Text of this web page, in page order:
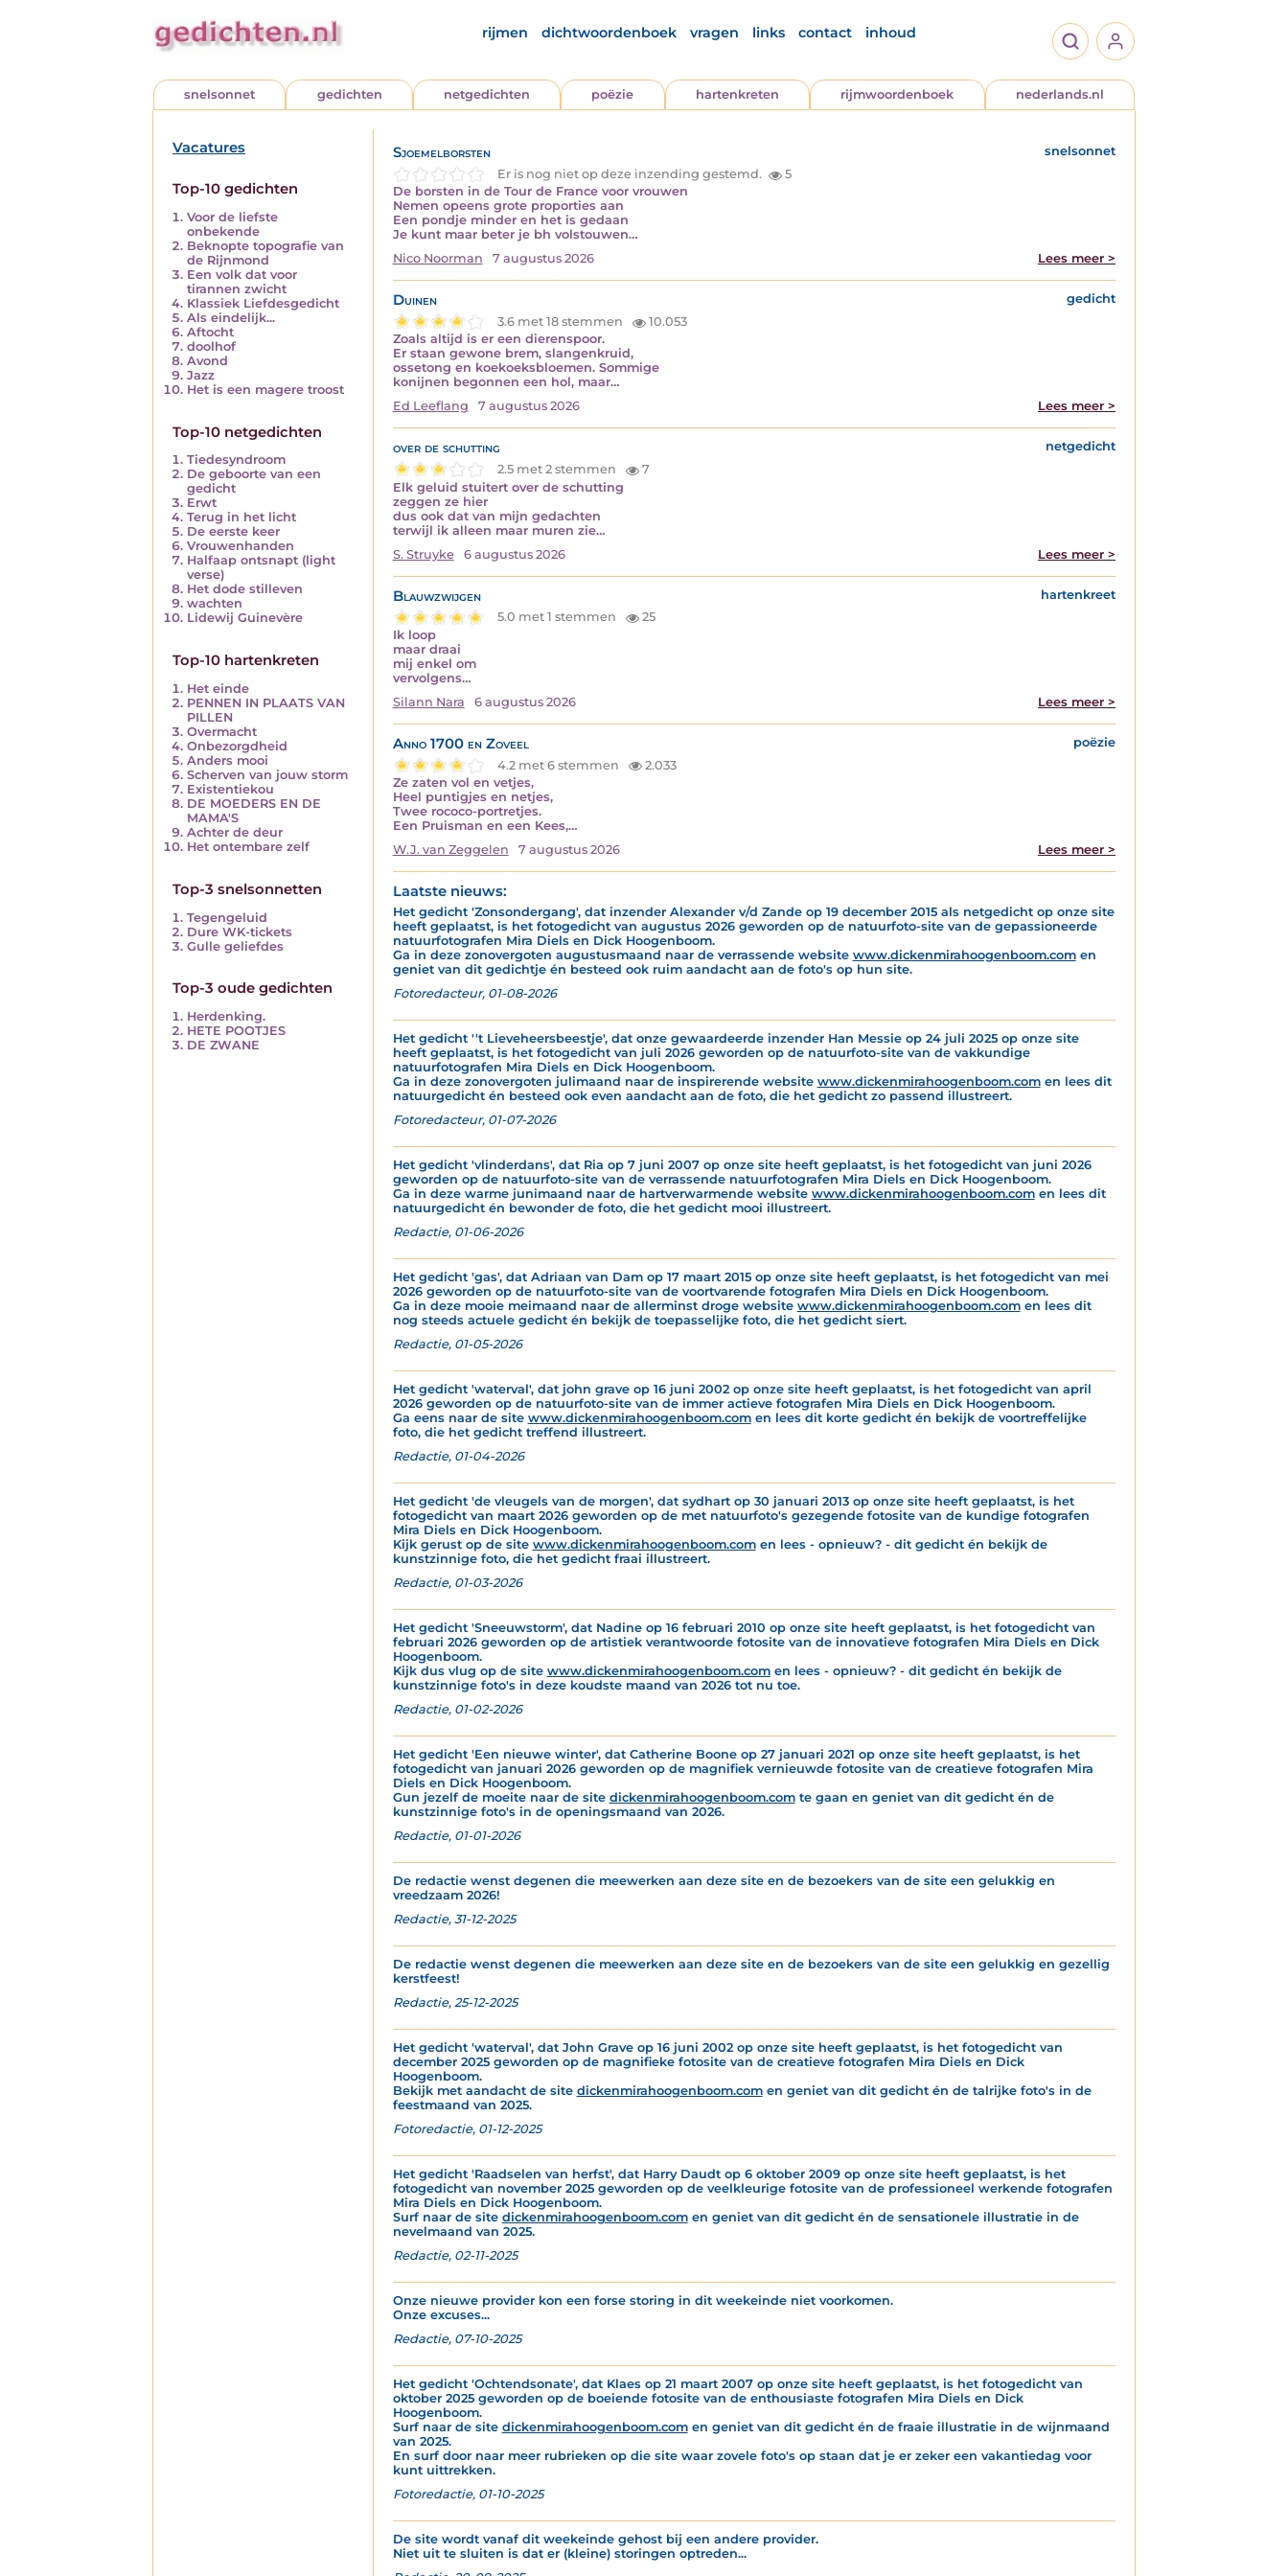
rijmen dichtwoordenboek vragen links contact inhoud
snelsonnet gedichten netgedichten poëzie hartenkreten rijmwoordenboek nederlands.nl
Vacatures
Top-10 gedichten
Voor de liefste
onbekende
Beknopte topografie van
de Rijnmond
Een volk dat voor
tirannen zwicht
Klassiek Liefdesgedicht
Als eindelijk...
Aftocht
doolhof
Avond
Jazz
Het is een magere troost
Top-10 netgedichten
Tiedesyndroom
De geboorte van een
gedicht
Erwt
Terug in het licht
De eerste keer
Vrouwenhanden
Halfaap ontsnapt (light
verse)
Het dode stilleven
wachten
Lidewij Guinevère
Top-10 hartenkreten
Het einde
PENNEN IN PLAATS VAN
PILLEN
Overmacht
Onbezorgdheid
Anders mooi
Scherven van jouw storm
Existentiekou
DE MOEDERS EN DE
MAMA'S
Achter de deur
Het ontembare zelf
Top-3 snelsonnetten
Tegengeluid
Dure WK-tickets
Gulle geliefdes
Top-3 oude gedichten
Herdenking.
HETE POOTJES
DE ZWANE
Sjoemelborsten
snelsonnet
Er is nog niet op deze inzending gestemd.
5
De borsten in de Tour de France voor vrouwen
Nemen opeens grote proporties aan
Een pondje minder en het is gedaan
Je kunt maar beter je bh volstouwen…
Nico Noorman
7 augustus 2026 Lees meer >
Duinen
gedicht
3.6 met 18 stemmen
10.053
Zoals altijd is er een dierenspoor.
Er staan gewone brem, slangenkruid,
ossetong en koekoeksbloemen. Sommige
konijnen begonnen een hol, maar…
Ed Leeflang
7 augustus 2026 Lees meer >
over de schutting
netgedicht
2.5 met 2 stemmen
7
Elk geluid stuitert over de schutting
zeggen ze hier
dus ook dat van mijn gedachten
terwijl ik alleen maar muren zie…
S. Struyke
6 augustus 2026 Lees meer >
Blauwzwijgen
hartenkreet
5.0 met 1 stemmen
25
Ik loop
maar draai
mij enkel om
vervolgens…
Silann Nara
6 augustus 2026 Lees meer >
Anno 1700 en Zoveel
poëzie
4.2 met 6 stemmen
2.033
Ze zaten vol en vetjes,
Heel puntigjes en netjes,
Twee rococo-portretjes.
Een Pruisman en een Kees,…
W.J. van Zeggelen
7 augustus 2026 Lees meer >
Laatste nieuws:
Het gedicht 'Zonsondergang', dat inzender Alexander v/d Zande op 19 december 2015 als netgedicht op onze site
heeft geplaatst, is het fotogedicht van augustus 2026 geworden op de natuurfoto-site van de gepassioneerde
natuurfotografen Mira Diels en Dick Hoogenboom.
Ga in deze zonovergoten augustusmaand naar de verrassende website www.dickenmirahoogenboom.comen
geniet van dit gedichtje én besteed ook ruim aandacht aan de foto's op hun site.
Fotoredacteur, 01-08-2026
Het gedicht ''t Lieveheersbeestje', dat onze gewaardeerde inzender Han Messie op 24 juli 2025 op onze site
heeft geplaatst, is het fotogedicht van juli 2026 geworden op de natuurfoto-site van de vakkundige
natuurfotografen Mira Diels en Dick Hoogenboom.
Ga in deze zonovergoten julimaand naar de inspirerende website www.dickenmirahoogenboom.comen lees dit
natuurgedicht én besteed ook even aandacht aan de foto, die het gedicht zo passend illustreert.
Fotoredacteur, 01-07-2026
Het gedicht 'vlinderdans', dat Ria op 7 juni 2007 op onze site heeft geplaatst, is het fotogedicht van juni 2026
geworden op de natuurfoto-site van de verrassende natuurfotografen Mira Diels en Dick Hoogenboom.
Ga in deze warme junimaand naar de hartverwarmende website www.dickenmirahoogenboom.comen lees dit
natuurgedicht én bewonder de foto, die het gedicht mooi illustreert.
Redactie, 01-06-2026
Het gedicht 'gas', dat Adriaan van Dam op 17 maart 2015 op onze site heeft geplaatst, is het fotogedicht van mei
2026 geworden op de natuurfoto-site van de voortvarende fotografen Mira Diels en Dick Hoogenboom.
Ga in deze mooie meimaand naar de allerminst droge website www.dickenmirahoogenboom.comen lees dit
nog steeds actuele gedicht én bekijk de toepasselijke foto, die het gedicht siert.
Redactie, 01-05-2026
Het gedicht 'waterval', dat john grave op 16 juni 2002 op onze site heeft geplaatst, is het fotogedicht van april
2026 geworden op de natuurfoto-site van de immer actieve fotografen Mira Diels en Dick Hoogenboom.
Ga eens naar de site www.dickenmirahoogenboom.comen lees dit korte gedicht én bekijk de voortreffelijke
foto, die het gedicht treffend illustreert.
Redactie, 01-04-2026
Het gedicht 'de vleugels van de morgen', dat sydhart op 30 januari 2013 op onze site heeft geplaatst, is het
fotogedicht van maart 2026 geworden op de met natuurfoto's gezegende fotosite van de kundige fotografen
Mira Diels en Dick Hoogenboom.
Kijk gerust op de site www.dickenmirahoogenboom.comen lees - opnieuw? - dit gedicht én bekijk de
kunstzinnige foto, die het gedicht fraai illustreert.
Redactie, 01-03-2026
Het gedicht 'Sneeuwstorm', dat Nadine op 16 februari 2010 op onze site heeft geplaatst, is het fotogedicht van
februari 2026 geworden op de artistiek verantwoorde fotosite van de innovatieve fotografen Mira Diels en Dick
Hoogenboom.
Kijk dus vlug op de site www.dickenmirahoogenboom.comen lees - opnieuw? - dit gedicht én bekijk de
kunstzinnige foto's in deze koudste maand van 2026 tot nu toe.
Redactie, 01-02-2026
Het gedicht 'Een nieuwe winter', dat Catherine Boone op 27 januari 2021 op onze site heeft geplaatst, is het
fotogedicht van januari 2026 geworden op de magnifiek vernieuwde fotosite van de creatieve fotografen Mira
Diels en Dick Hoogenboom.
Gun jezelf de moeite naar de site dickenmirahoogenboom.comte gaan en geniet van dit gedicht én de
kunstzinnige foto's in de openingsmaand van 2026.
Redactie, 01-01-2026
De redactie wenst degenen die meewerken aan deze site en de bezoekers van de site een gelukkig en
vreedzaam 2026!
Redactie, 31-12-2025
De redactie wenst degenen die meewerken aan deze site en de bezoekers van de site een gelukkig en gezellig
kerstfeest!
Redactie, 25-12-2025
Het gedicht 'waterval', dat John Grave op 16 juni 2002 op onze site heeft geplaatst, is het fotogedicht van
december 2025 geworden op de magnifieke fotosite van de creatieve fotografen Mira Diels en Dick
Hoogenboom.
Bekijk met aandacht de site dickenmirahoogenboom.comen geniet van dit gedicht én de talrijke foto's in de
feestmaand van 2025.
Fotoredactie, 01-12-2025
Het gedicht 'Raadselen van herfst', dat Harry Daudt op 6 oktober 2009 op onze site heeft geplaatst, is het
fotogedicht van november 2025 geworden op de veelkleurige fotosite van de professioneel werkende fotografen
Mira Diels en Dick Hoogenboom.
Surf naar de site dickenmirahoogenboom.comen geniet van dit gedicht én de sensationele illustratie in de
nevelmaand van 2025.
Redactie, 02-11-2025
Onze nieuwe provider kon een forse storing in dit weekeinde niet voorkomen.
Onze excuses...
Redactie, 07-10-2025
Het gedicht 'Ochtendsonate', dat Klaes op 21 maart 2007 op onze site heeft geplaatst, is het fotogedicht van
oktober 2025 geworden op de boeiende fotosite van de enthousiaste fotografen Mira Diels en Dick
Hoogenboom.
Surf naar de site dickenmirahoogenboom.comen geniet van dit gedicht én de fraaie illustratie in de wijnmaand
van 2025.
En surf door naar meer rubrieken op die site waar zovele foto's op staan dat je er zeker een vakantiedag voor
kunt uittrekken.
Fotoredactie, 01-10-2025
De site wordt vanaf dit weekeinde gehost bij een andere provider.
Niet uit te sluiten is dat er (kleine) storingen optreden...